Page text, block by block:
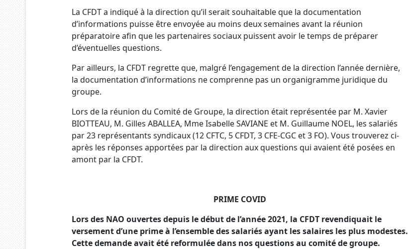
La CFDT a indiqué à la direction qu’il serait souhaitable que la documentation
d’informations puisse être envoyée au moins deux semaines avant la réunion
préparatoire afin que les partenaires sociaux puissent avoir le temps de préparer
d’éventuelles questions.
Par ailleurs, la CFDT regrette que, malgré l’engagement de la direction l’année dernière,
la documentation d’informations ne comprenne pas un organigramme juridique du
groupe.
Lors de la réunion du Comité de Groupe, la direction était représentée par M. Xavier
BIOTTEAU, M. Gilles ABALLEA, Mme Isabelle SAVIANE et M. Guillaume NOEL, les salariés
par 23 représentants syndicaux (12 CFTC, 5 CFDT, 3 CFE-CGC et 3 FO). Vous trouverez ci-
après les réponses apportées par la direction aux questions qui avaient été posées en
amont par la CFDT.
PRIME COVID
Lors des NAO ouvertes depuis le début de l’année 2021, la CFDT revendiquait le
versement d’une prime à l’ensemble des salariés ayant les salaires les plus modestes.
Cette demande avait été reformulée dans nos questions au comité de groupe.